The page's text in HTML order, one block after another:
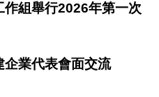
組舉行2026年第一次
業代表會面交流